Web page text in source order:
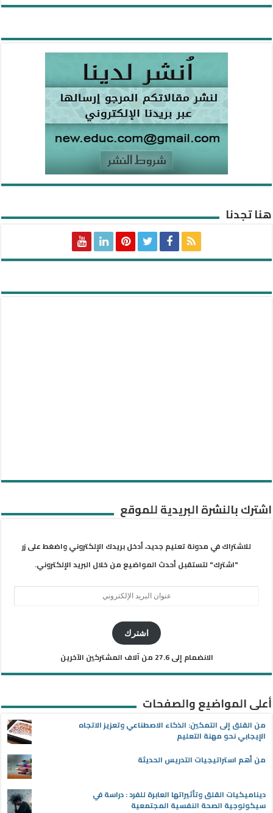
هنا تجدنا
اشترك بالنشرة البريدية للموقع
للاشتراك في مدونة تعليم جديد، أدخل بريدك الإلكتروني واضغط على زر
"اشترك" لتستقبل أحدث المواضيع من خلال البريد الإلكتروني.
اشترك
الانضمام إلى 27.6 من آلاف المشتركين الآخرين
أعلى المواضيع والصفحات
من القلق إلى التمكين: الذكاء الاصطناعي وتعزيز الاتجاه
الإيجابي نحو مهنة التعليم
من أهم استراتيجيات التدريس الحديثة
ديناميكيات القلق وتأثيراتها العابرة للفرد : دراسة في
سيكولوجية الصحة النفسية المجتمعية